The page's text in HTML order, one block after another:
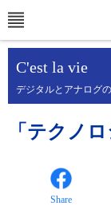
C'est la vie
デジタルとアナログ
「テクノ
Share